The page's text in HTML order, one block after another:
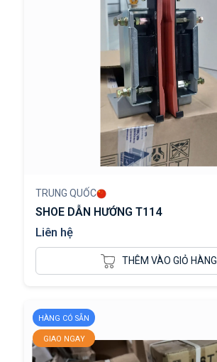
TRUNG QUỐC
SHOE DẪN HƯỚNG T114
Liên hệ
THÊM VÀO GIỎ HÀNG
HÀNG CÓ SẴN
GIAO NGAY